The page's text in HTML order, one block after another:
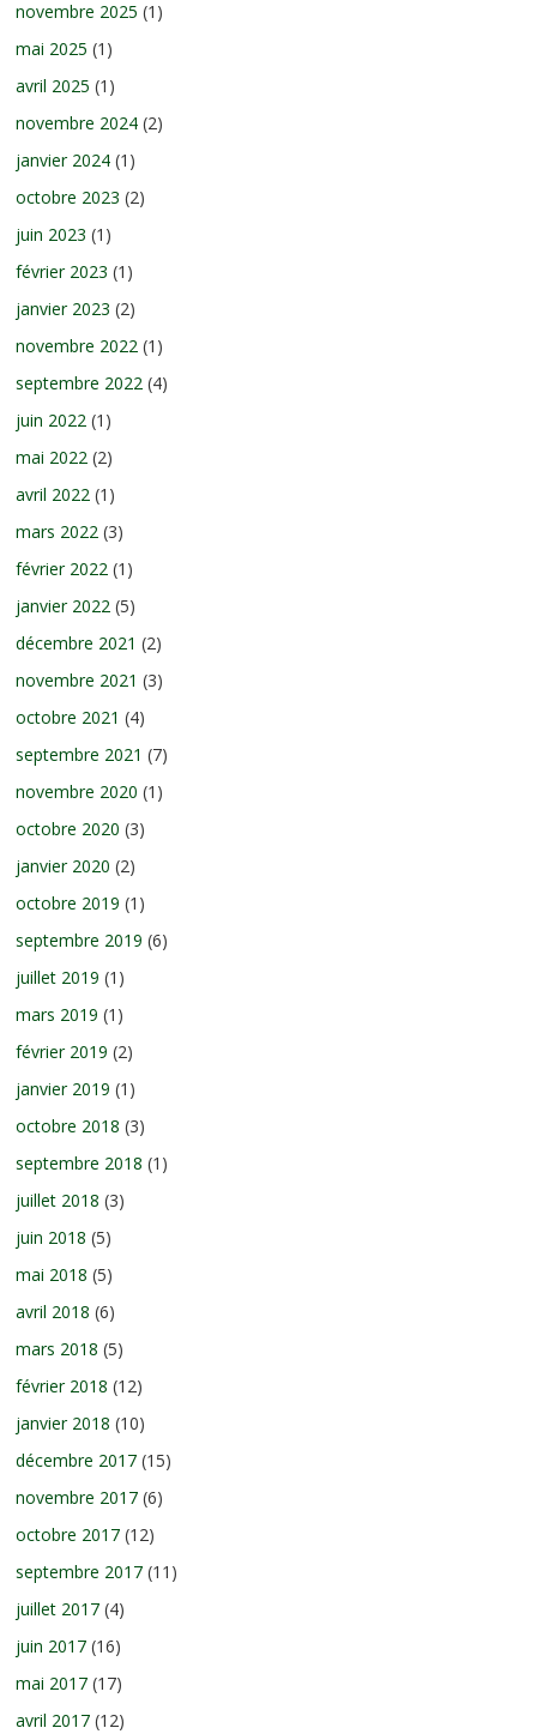
novembre 2025 (1)
mai 2025 (1)
avril 2025 (1)
novembre 2024 (2)
janvier 2024 (1)
octobre 2023 (2)
juin 2023 (1)
février 2023 (1)
janvier 2023 (2)
novembre 2022 (1)
septembre 2022 (4)
juin 2022 (1)
mai 2022 (2)
avril 2022 (1)
mars 2022 (3)
février 2022 (1)
janvier 2022 (5)
décembre 2021 (2)
novembre 2021 (3)
octobre 2021 (4)
septembre 2021 (7)
novembre 2020 (1)
octobre 2020 (3)
janvier 2020 (2)
octobre 2019 (1)
septembre 2019 (6)
juillet 2019 (1)
mars 2019 (1)
février 2019 (2)
janvier 2019 (1)
octobre 2018 (3)
septembre 2018 (1)
juillet 2018 (3)
juin 2018 (5)
mai 2018 (5)
avril 2018 (6)
mars 2018 (5)
février 2018 (12)
janvier 2018 (10)
décembre 2017 (15)
novembre 2017 (6)
octobre 2017 (12)
septembre 2017 (11)
juillet 2017 (4)
juin 2017 (16)
mai 2017 (17)
avril 2017 (12)